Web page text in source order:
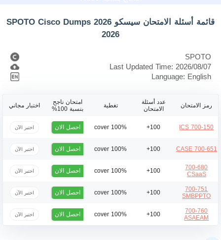
قائمة أسئلة الامتحان سيسكو 2026 SPOTO Cisco Dumps
2026
SPOTO
Last Updated Time: 2026/08/07
Language: English
رمز الامتحان
عدد أسئلة
الامتحان
تغطية
امتحان ناجح
بنسبة 100%
اختبار مجاني
700-150 ICS
100+
100% cover احصل الان اختبر الآن
700-651 CASE
100+
100% cover احصل الان اختبر الآن
700-680
CSaaS
100+
100% cover احصل الان اختبر الآن
700-751
SMBPPTO
100+
100% cover احصل الان اختبر الآن
700-760
ASAEAM
100+
100% cover احصل الان اختبر الآن